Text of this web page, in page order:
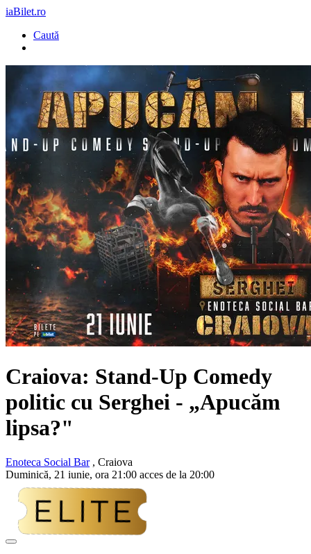
iaBilet.ro
Caută
Craiova: Stand-Up Comedy
politic cu Serghei - „Apucăm
lipsa?"
Enoteca Social Bar, Craiova
Duminică, 21 iunie, ora 21:00 acces de la 20:00
Adaugă